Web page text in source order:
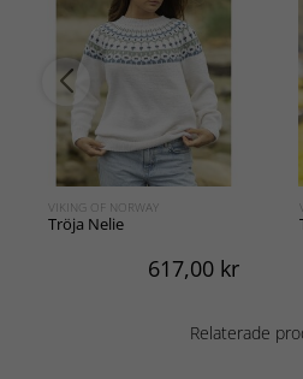
VIKING OF NORWAY
Tröja Nelie
617,00 kr
Relaterade